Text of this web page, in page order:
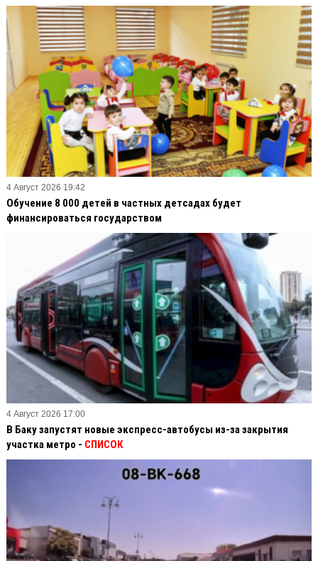
4 Август 2026 19:42
Обучение 8 000 детей в частных детсадах будет
финансироваться государством
4 Август 2026 17:00
В Баку запустят новые экспресс-автобусы из-за закрытия
участка метро - СПИСОК